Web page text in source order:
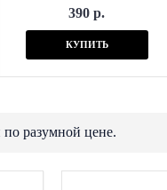
390 р.
КУПИТЬ
по разумной цене.